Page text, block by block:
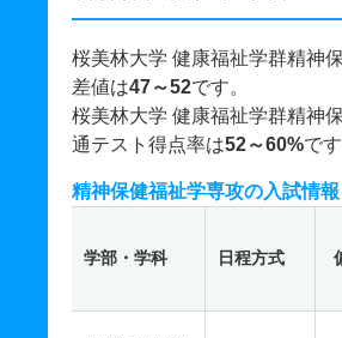
桜美林大学 健康福祉学群精神
差値は47～52です。
桜美林大学 健康福祉学群精神
通テスト得点率は52～60%です
精神保健福祉学専攻の入試情
学部・学科 日程方式